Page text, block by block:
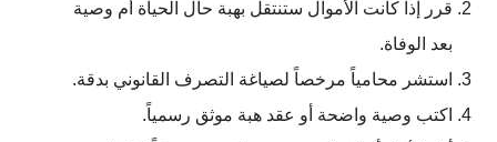
قرر إذا كانت الأموال ستنتقل بهبة حال الحياة أم وصية
بعد الوفاة.
استشر محامياً مرخصاً لصياغة التصرف القانوني بدقة.
اكتب وصية واضحة أو عقد هبة موثق رسمياً.